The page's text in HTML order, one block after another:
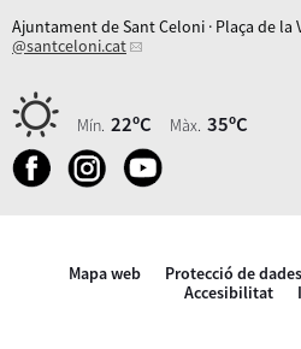
Ajuntament de Sant Celoni · Plaça de la
@santceloni.cat
Mín. 22ºC Màx. 35ºC
Mapa web Protecció de dades
Accesibilitat